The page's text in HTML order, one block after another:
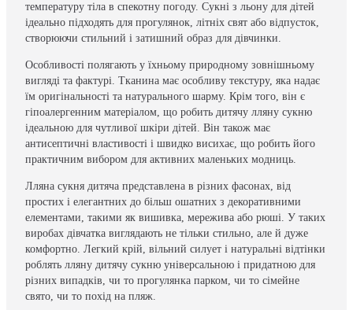
температуру тіла в спекотну погоду. Сукні з льону для дітей
ідеально підходять для прогулянок, літніх свят або відпусток,
створюючи стильний і затишний образ для дівчинки.
Особливості полягають у їхньому природному зовнішньому
вигляді та фактурі. Тканина має особливу текстуру, яка надає
їм оригінальності та натурального шарму. Крім того, він є
гіпоалергенним матеріалом, що робить дитячу лляну сукню
ідеальною для чутливої шкіри дітей. Він також має
антисептичні властивості і швидко висихає, що робить його
практичним вибором для активних маленьких модниць.
Лляна сукня дитяча представлена в різних фасонах, від
простих і елегантних до більш ошатних з декоративними
елементами, такими як вишивка, мережива або рюші. У таких
виробах дівчатка виглядають не тільки стильно, але й дуже
комфортно. Легкий крій, вільний силует і натуральні відтінки
роблять лляну дитячу сукню універсальною і придатною для
різних випадків, чи то прогулянка парком, чи то сімейне
свято, чи то похід на пляж.